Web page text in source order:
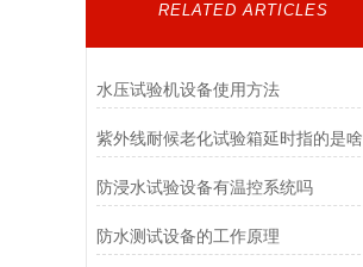
RELATED ARTICLES
水压试验机设备使用方法
紫外线耐候老化试验箱延时指的是啥
防浸水试验设备有温控系统吗
防水测试设备的工作原理